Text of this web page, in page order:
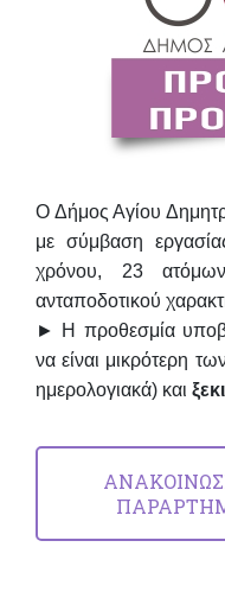
Ο Δήμος Αγίου
με σύμβαση
χρόνου, 23
ανταποδοτικού
► Η προθεσμία
να είναι μικρότερη
ημερολογιακά) και